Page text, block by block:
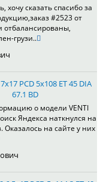
хочу сказать спасибо за
#2523 от
отбалансированы,
грузи..
PCD 5x108 ET 45 DIA
67.1 BD
о модели VENTI
Яндекса наткнулся на
на сайте у них